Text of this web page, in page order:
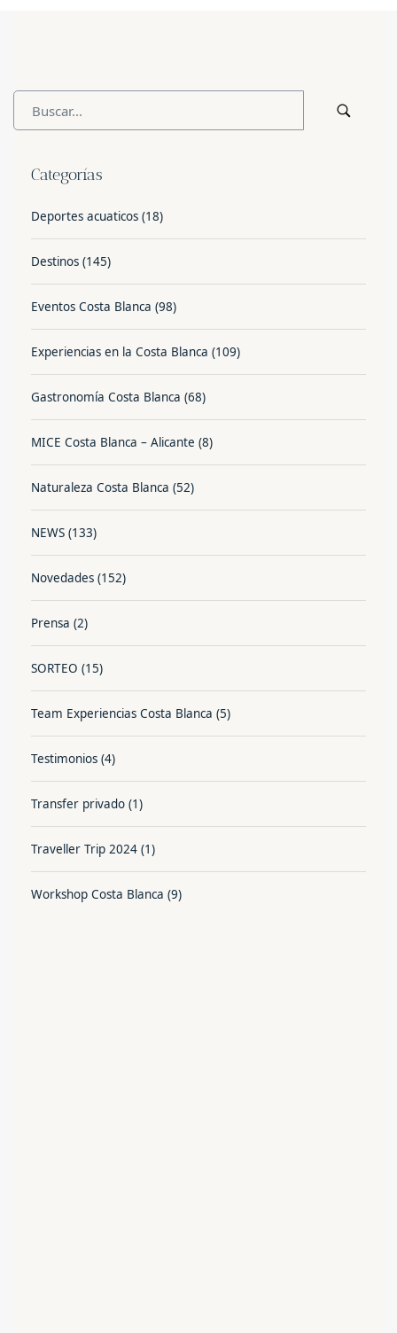
Categorías
Deportes acuaticos (18)
Destinos (145)
Eventos Costa Blanca (98)
Experiencias en la Costa Blanca (109)
Gastronomía Costa Blanca (68)
MICE Costa Blanca – Alicante (8)
Naturaleza Costa Blanca (52)
NEWS (133)
Novedades (152)
Prensa (2)
SORTEO (15)
Team Experiencias Costa Blanca (5)
Testimonios (4)
Transfer privado (1)
Traveller Trip 2024 (1)
Workshop Costa Blanca (9)